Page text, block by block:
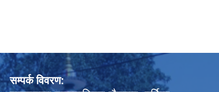
सम्पर्क विवरण: